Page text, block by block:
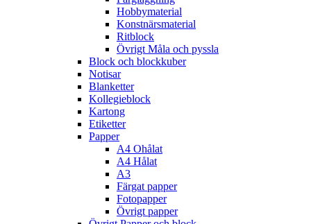
Hobbymaterial
Konstnärsmaterial
Ritblock
Övrigt Måla och pyssla
Block och blockkuber
Notisar
Blanketter
Kollegieblock
Kartong
Etiketter
Papper
A4 Ohålat
A4 Hålat
A3
Färgat papper
Fotopapper
Övrigt papper